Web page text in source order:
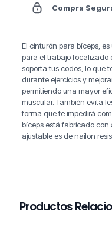
Compra
El cinturón para bíceps,
para el trabajo focalizado
soporta tus codos, lo que
durante ejercicios y
permitiendo una mayor
muscular. También evita
forma que te impedirá
bíceps está fabricado con
ajustable es de nailon
Productos